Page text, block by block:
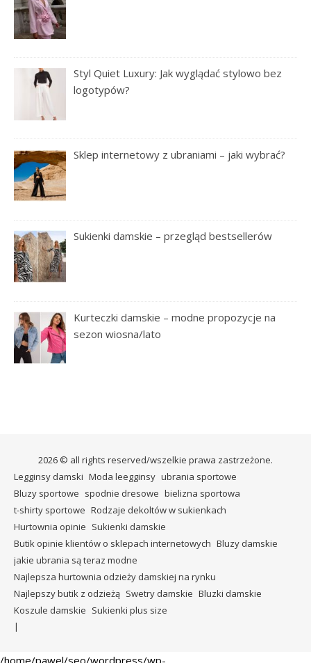
Styl Quiet Luxury: Jak wyglądać stylowo bez
logotypów?
Sklep internetowy z ubraniami – jaki wybrać?
Sukienki damskie – przegląd bestsellerów
Kurteczki damskie – modne propozycje na
sezon wiosna/lato
2026 © all rights reserved/wszelkie prawa zastrzeżone.
Legginsy damski Moda leegginsy ubrania sportowe
Bluzy sportowe spodnie dresowe bielizna sportowa
t-shirty sportowe Rodzaje dekoltów w sukienkach
Hurtownia opinie Sukienki damskie
Butik opinie klientów o sklepach internetowych Bluzy damskie
jakie ubrania są teraz modne
Najlepsza hurtownia odzieży damskiej na rynku
Najlepszy butik z odzieżą Swetry damskie Bluzki damskie
Koszule damskie Sukienki plus size